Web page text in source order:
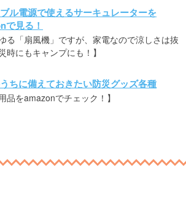
ル電源で使えるサーキュレーターを
で見る！
る「扇風機」ですが、家電なので涼しさは抜
時にもキャンプにも！】
ちに備えておきたい防災グッズ各種
品をamazonでチェック！】